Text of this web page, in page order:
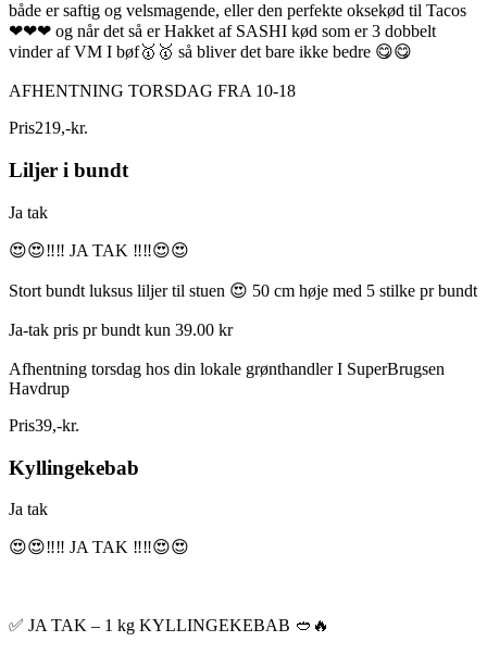
både er saftig og velsmagende, eller den perfekte oksekød til Tacos
❤❤❤ og når det så er Hakket af SASHI kød som er 3 dobbelt
vinder af VM I bøf🥇🥇 så bliver det bare ikke bedre 😋😋
AFHENTNING TORSDAG FRA 10-18
Pris219,-kr.
Liljer i bundt
Ja tak
😍😍‼️‼️ JA TAK ‼️‼️😍😍
Stort bundt luksus liljer til stuen 😍 50 cm høje med 5 stilke pr bundt
Ja-tak pris pr bundt kun 39.00 kr
Afhentning torsdag hos din lokale grønthandler I SuperBrugsen
Havdrup
Pris39,-kr.
Kyllingekebab
Ja tak
😍😍‼️‼️ JA TAK ‼️‼️😍😍
✅ JA TAK – 1 kg KYLLINGEKEBAB 🥙🔥